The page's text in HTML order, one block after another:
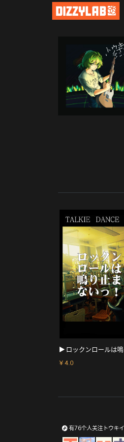
ロックンロールは
¥ 4.0
有76个人关注トウキ